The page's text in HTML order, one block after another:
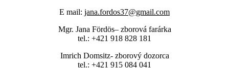
E mail: jana.fordos37@gmail.com
Mgr. Jana Fördös– zborová farárka
tel.: +421 918 828 181
Imrich Domsitz- zborový dozorca
tel.: +421 915 084 041